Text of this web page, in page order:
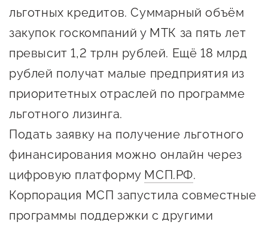
Имущественная поддержка
Консультационная поддержка
Образовательная поддержка
Поддержка креативного и
инновационно-
технологического
предпринимательства
Поддержка социальных
предпринимателей
Поддержка экспортеров
льготных кредитов. Суммарный объём
закупок госкомпаний у МТК за пять лет
превысит 1,2 трлн рублей. Ещё 18 млрд
рублей получат малые предприятия из
приоритетных отраслей по программе
льготного лизинга.
Подать заявку на получение льготного
финансирования можно онлайн через
цифровую платформу МСП.РФ.
Корпорация МСП запустила совместные
программы поддержки с другими